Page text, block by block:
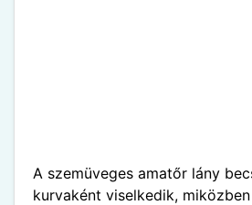
A szemüveges amatőr lány
kurvaként viselkedik,